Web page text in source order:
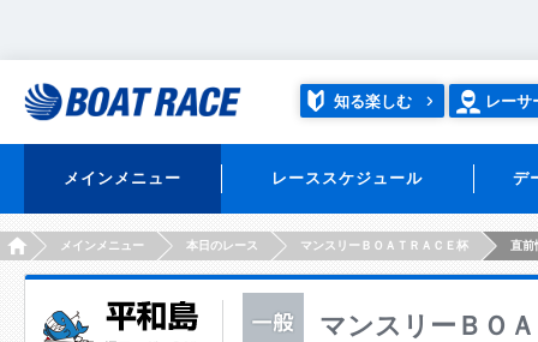
知る楽しむ レーサ
メインメニュー レーススケジュール デ
HOMEメインメニュー 本日のレース マンスリーＢＯＡＴＲＡＣＥ杯 直前
マンスリーＢＯ